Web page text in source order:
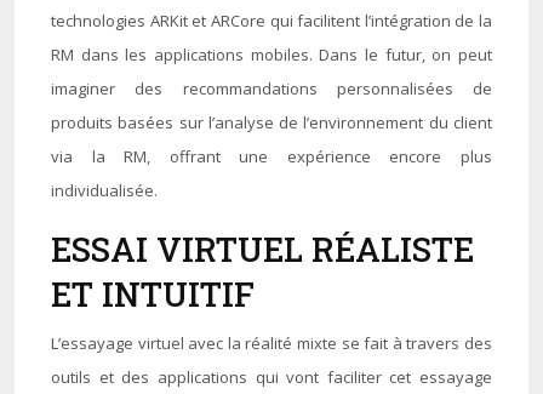
technologies ARKit et ARCore qui facilitent l’intégration de la
RM dans les applications mobiles. Dans le futur, on peut
imaginer des recommandations personnalisées de
produits basées sur l’analyse de l’environnement du client
via la RM, offrant une expérience encore plus
individualisée.
ESSAI VIRTUEL RÉALISTE
ET INTUITIF
L’essayage virtuel avec la réalité mixte se fait à travers des
outils et des applications qui vont faciliter cet essayage